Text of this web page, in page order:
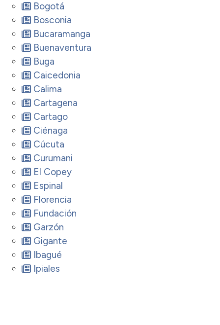
Bogotá
Bosconia
Bucaramanga
Buenaventura
Buga
Caicedonia
Calima
Cartagena
Cartago
Ciénaga
Cúcuta
Curumani
El Copey
Espinal
Florencia
Fundación
Garzón
Gigante
Ibagué
Ipiales